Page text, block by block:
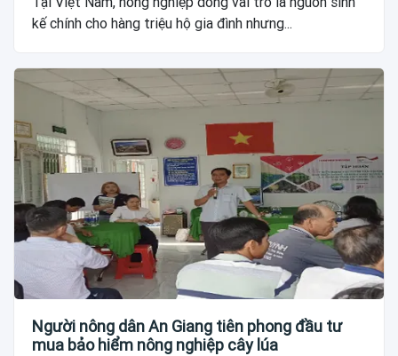
kế chính cho hàng triệu hộ gia đình nhưng...
Người nông dân An Giang tiên phong đầu tư
mua bảo hiểm nông nghiệp cây lúa